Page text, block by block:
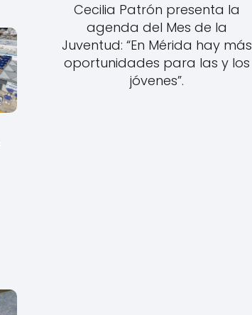
Cecilia Patrón presenta la
agenda del Mes de la
Juventud: “En Mérida hay más
oportunidades para las y los
jóvenes”.